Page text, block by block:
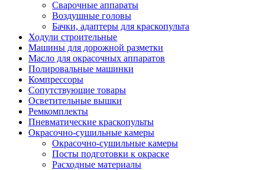
Сварочные аппараты
Воздушные головы
Бачки, адаптеры для краскопульта
Ходули строительные
Машины для дорожной разметки
Масло для окрасочных аппаратов
Полировальные машинки
Компрессоры
Сопутствующие товары
Осветительные вышки
Ремкомплекты
Пневматические краскопульты
Окрасочно-сушильные камеры
Окрасочно-сушильные камеры
Посты подготовки к окраске
Расходные материалы